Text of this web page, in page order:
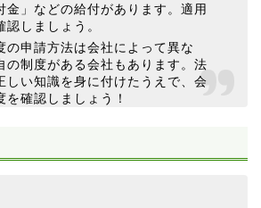
金」などの給付があります。適用
認しましょう。
の申請方法は会社によって異な
の制度がある会社もあります。法
しい知識を身に付けたうえで、会
を確認しましょう！